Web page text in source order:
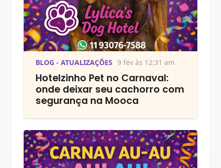
BLOG - ATUALIZAÇÕES 9 fev às 12:31 am
Hotelzinho Pet no Carnaval:
onde deixar seu cachorro com
segurança na Mooca